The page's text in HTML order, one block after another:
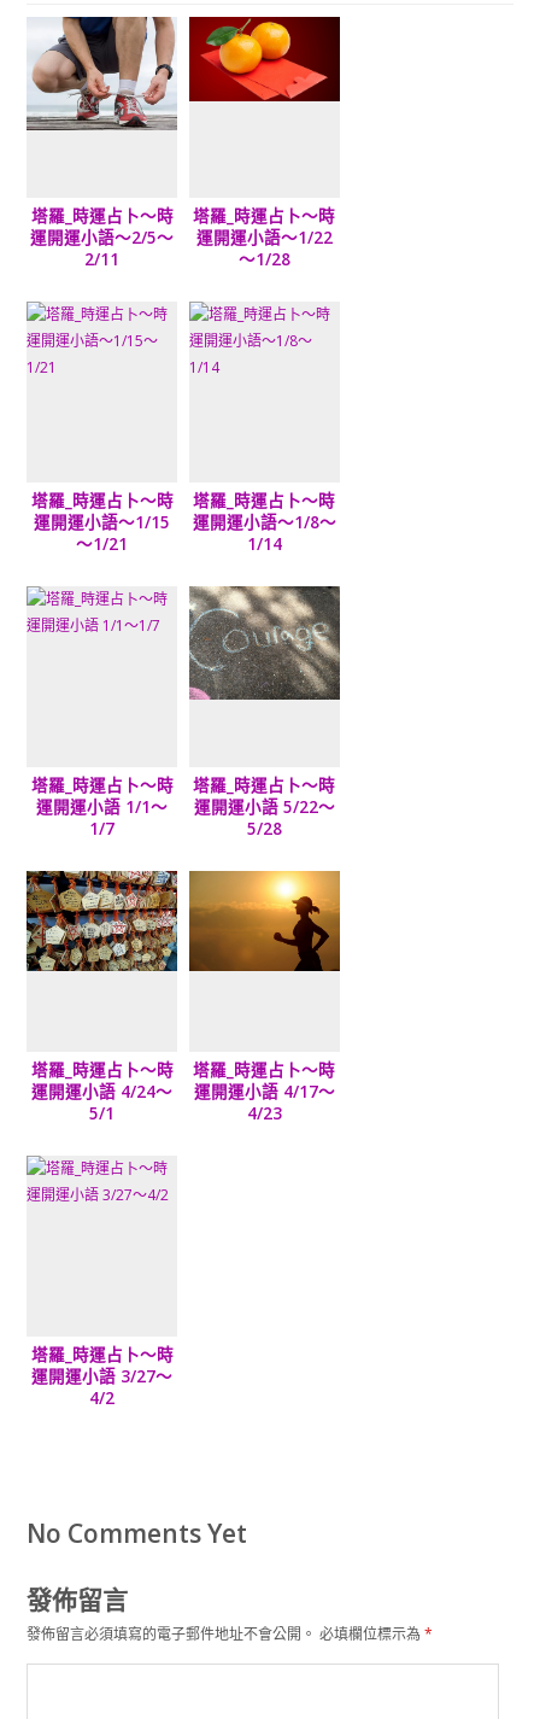
塔羅_時運占卜～時
運開運小語～2/5～
2/11
塔羅_時運占卜～時
運開運小語～1/22
～1/28
塔羅_時運占卜～時
運開運小語～1/15
～1/21
塔羅_時運占卜～時
運開運小語～1/8～
1/14
塔羅_時運占卜～時
運開運小語 1/1～
1/7
塔羅_時運占卜～時
運開運小語 5/22～
5/28
塔羅_時運占卜～時
運開運小語 4/24～
5/1
塔羅_時運占卜～時
運開運小語 4/17～
4/23
塔羅_時運占卜～時
運開運小語 3/27～
4/2
No Comments Yet
發佈留言
發佈留言必須填寫的電子郵件地址不會公開。 必填欄位標示為*